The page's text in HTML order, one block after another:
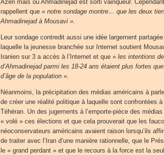
Azeri mais où Ahmadinejad est sorti vainqueur.
rappellent que « notre sondage montre… que les deux
Ahmadinejad à Mousavi ».
Leur sondage contredit aussi une idée largement
laquelle la jeunesse branchée sur Internet soutient
Iranien sur 3 a accès à l’Internet et que « les intentions
d’Ahmadinejad parmi les 18-24 ans étaient plus fortes
d’âge de la population ».
Néanmoins, la précipitation des médias américains à
de créer une réalité politique à laquelle sont confrontées
Téhéran. Un des jugements à l’emporte-pièce des
« volé » ces élections et que cela prouverait que les
néoconservateurs américains avaient raison lorsqu’ils
de traiter avec l’Iran d’une manière rationnelle, que le
le « grand perdant » et que le recours à la force est la